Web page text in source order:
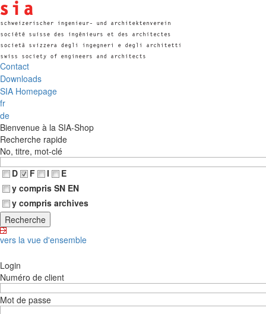
Contact
Downloads
SIA Homepage
fr
de
Bienvenue à la SIA-Shop
Recherche rapide
No, titre, mot-clé
D
F I
E
y compris SN EN
y compris archives
vers la vue d'ensemble
Login
Numéro de client
Mot de passe